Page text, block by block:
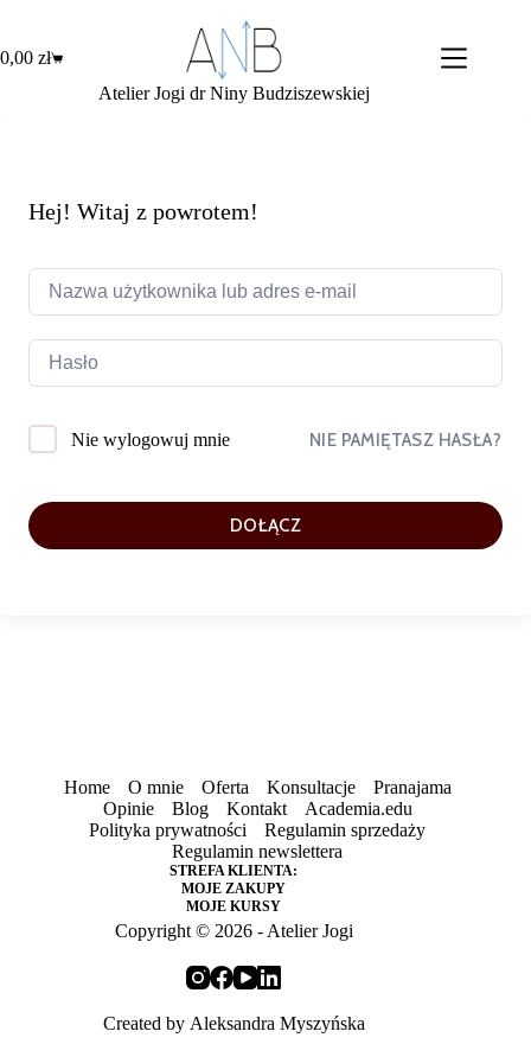
treści
Koszyk
0,00 zł
Atelier Jogi dr Niny Budziszewskiej
Hej! Witaj z powrotem!
Nie wylogowuj mnie NIE PAMIĘTASZ HASŁA?
DOŁĄCZ
Home O mnie Oferta Konsultacje
Pranajama
Opinie
Blog Kontakt
Academia.edu
Polityka prywatności
Regulamin sprzedaży
Regulamin newslettera
STREFA KLIENTA:
MOJE ZAKUPY
MOJE KURSY
Copyright © 2026 - Atelier Jogi
Created by Aleksandra Myszyńska